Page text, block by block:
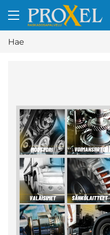
Siirry pääsisältöön